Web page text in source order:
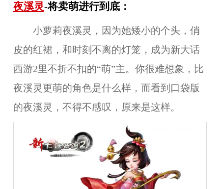
夜溪灵-将卖萌进行到底：
小萝莉夜溪灵，因为她矮小的个头，俏
皮的红裙，和时刻不离的灯笼，成为新大话
西游2里不折不扣的“萌”主。你很难想象，比
夜溪灵更萌的角色是什么样，而看到口袋版
的夜溪灵，不得不感叹，原来是这样。